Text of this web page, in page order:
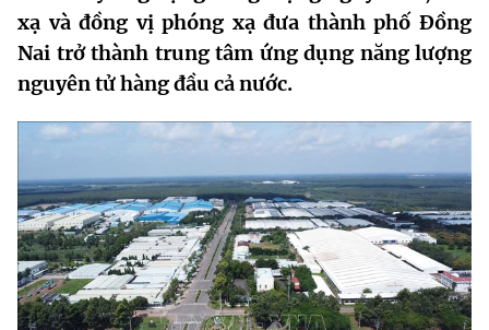
Cơ cấu tổ chức
Khoa học và Công nghệ
Bưu chính, Viễn thông
Sở hữu trí tuệ
Tiêu chuẩn, đo lường, chất lượng
Dịch vụ công
Hệ thống văn bản
Văn bản chỉ đạo điều hành
Lấy ý kiến người dân về dự thảo VBQPPL
THỐNG KÊ
Khoa học và Công nghệ
Đổi mới sáng tạo
Multimedia
THƯ ĐIỆN TỬ
xạ và đồng vị phóng xạ đưa thành phố Đồng
Nai trở thành trung tâm ứng dụng năng lượng
nguyên tử hàng đầu cả nước.